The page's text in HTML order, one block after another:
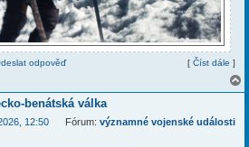
odpověď [ Číst dále ]
a
benátská válka
12:50 Fórum: významné vojenské události